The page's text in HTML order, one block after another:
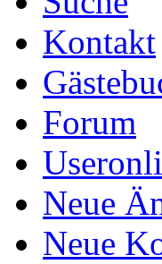
Kontakt
Forum
Neue
Neue